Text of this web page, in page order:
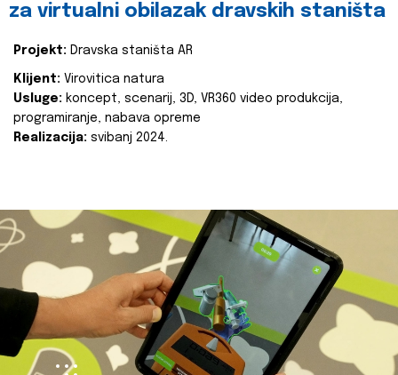
za virtualni obilazak dravskih staništa
Projekt: Dravska staništa AR
Klijent: Virovitica natura
Usluge: koncept, scenarij, 3D, VR360 video produkcija,
programiranje, nabava opreme
Realizacija: svibanj 2024.